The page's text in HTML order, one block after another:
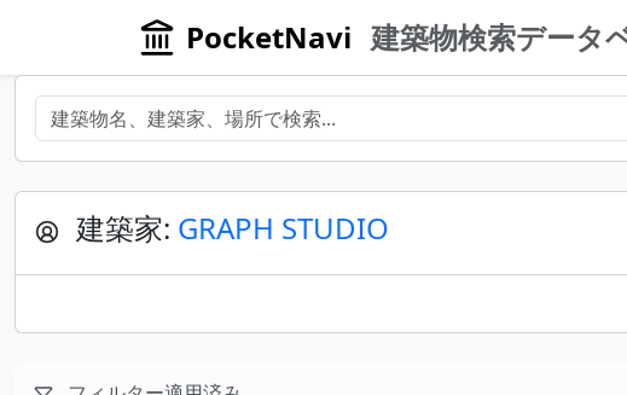
PocketNavi 建築物検索データ
建築家: GRAPH STUDIO